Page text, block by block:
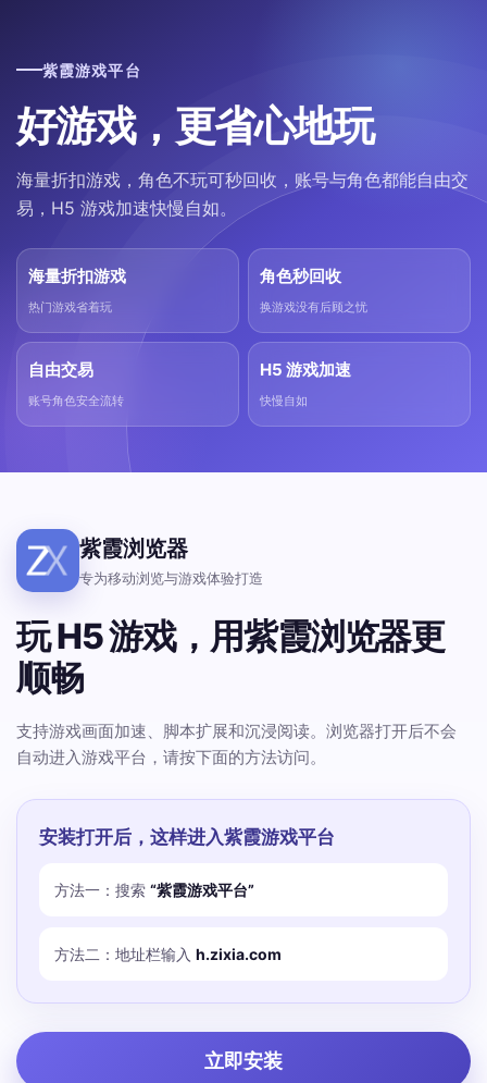
紫霞游戏平台
好游戏，更省心地玩
海量折扣游戏，角色不玩可秒回收，账号与角色都能自由交
易，H5 游戏加速快慢自如。
海量折扣游戏
热门游戏省着玩
角色秒回收
换游戏没有后顾之忧
自由交易
账号角色安全流转
H5 游戏加速
快慢自如
紫霞浏览器
专为移动浏览与游戏体验打造
玩 H5 游戏，用紫霞浏览器更
顺畅
支持游戏画面加速、脚本扩展和沉浸阅读。浏览器打开后不会
自动进入游戏平台，请按下面的方法访问。
安装打开后，这样进入紫霞游戏平台
方法一：搜索 “紫霞游戏平台”
方法二：地址栏输入 h.zixia.com
立即安装